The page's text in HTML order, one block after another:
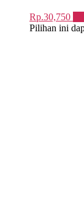
Rp.30,750
Pilihan ini